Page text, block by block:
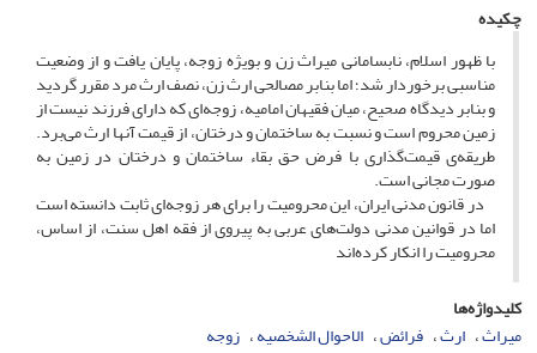
چکیده
با ظهور اسلام، نابسامانی میراث زن و بویژه زوجه، پایان یافت و از وضعیت
مناسبی برخوردار شد؛ اما بنابر مصالحی ارث زن، نصف ارث مرد مقرر گردید
و بنابر دیدگاه صحیح، میان فقیهان امامیه، زوجه‌ای که دارای فرزند نیست از
زمین محروم است و نسبت به ساختمان و درختان، از قیمت آنها ارث می‌برد.
طریقه‌ی قیمت‌گذاری با فرض حق بقاء ساختمان و درختان در زمین به
صورت مجانی است.
در قانون مدنی ایران، این محرومیت را برای هر زوجه‌ای ثابت دانسته است
اما در قوانین مدنی دولت‌های عربی به پیروی از فقه اهل سنت، از اساس،
محرومیت را انکار کرده‌اند
کلیدواژه‌ها
میراث ارث فرائض الاحوال الشخصیه زوجه